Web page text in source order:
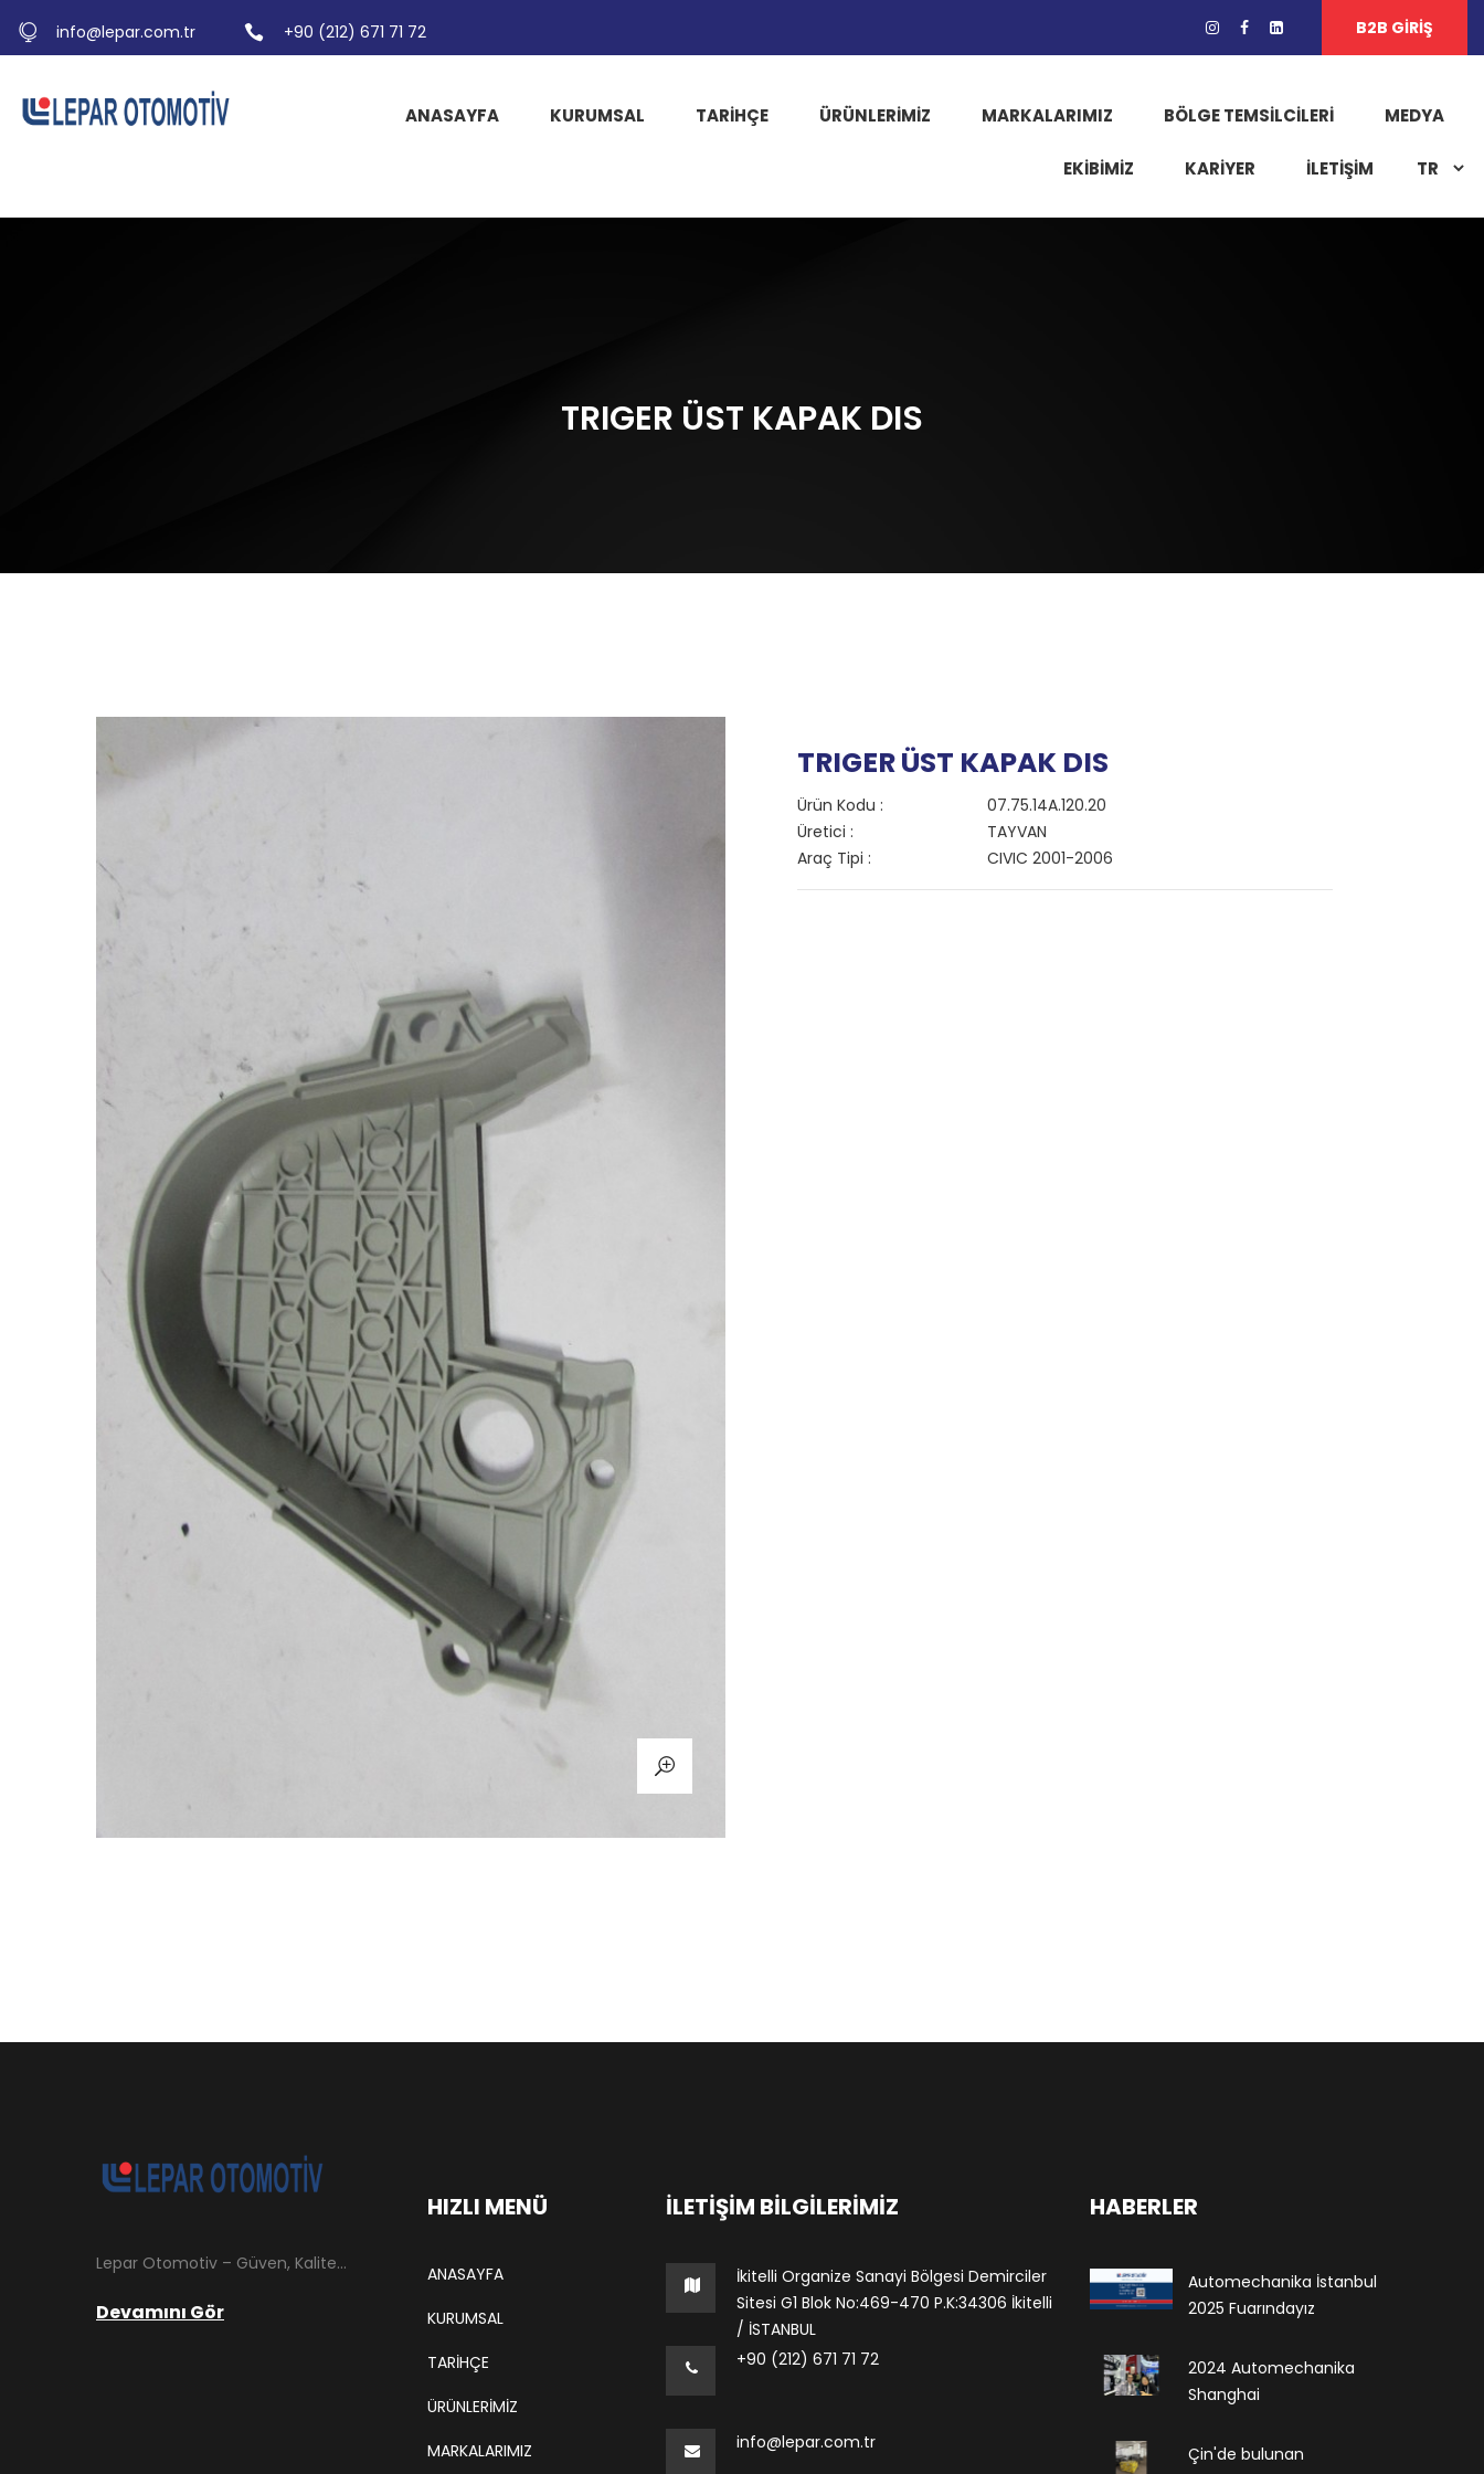
info@lepar.com.tr +90 (212) 671 71 72 B2B GİRİŞ
ANASAYFA KURUMSAL TARIHÇE ÜRÜNLERİMİZ MARKALARIMIZ BÖLGE TEMSILCILERI MEDYA
EKIBIMIZ KARIYER İLETİŞİM
TRIGER ÜST KAPAK DIS
TRIGER ÜST KAPAK DIS
Ürün Kodu :
07.75.14A.120.20
Üretici :
TAYVAN
Araç Tipi :
CIVIC 2001-2006
Lepar Otomotiv – Güven, Kalite ve İstikrarın Adresi Lepar Otomotiv, Türkiye’nin otomotiv yedek parça sektöründe köklü bir geçmişe sahip, yenilikçi ve öncü firmalarından biridir. 1966 yılında Hüsnü Leblebici tarafından Tokat’ta mütevazı bir girişim olarak kurulan firmamız, ilk etapta Ford kamyonları, Ford Otosan minibüsleri ve Anadol marka araçların ünite ve yedek parçalarının satışını gerçekleştirerek sektöre adım atmıştır.
Devamını Gör
HIZLI MENÜ
ANASAYFA
KURUMSAL
TARIHÇE
ÜRÜNLERİMİZ
MARKALARIMIZ
İLETIŞIM BILGILERIMIZ
İkitelli Organize Sanayi Bölgesi Demirciler
Sitesi G1 Blok No:469-470 P.K:34306 İkitelli
/ İSTANBUL
+90 (212) 671 71 72
info@lepar.com.tr
HABERLER
Automechanika İstanbul
2025 Fuarındayız
2024 Automechanika
Shanghai
Çin'de bulunan